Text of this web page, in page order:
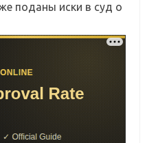
поданы иски в суд о